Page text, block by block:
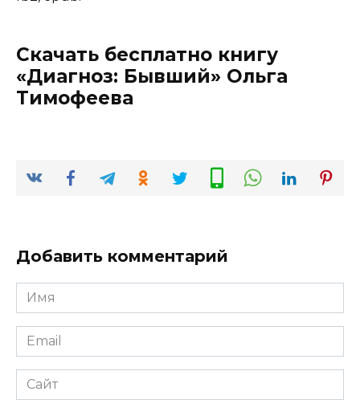
Скачать бесплатно книгу
«Диагноз: Бывший» Ольга
Тимофеева
Добавить комментарий
Имя
*
Email
*
Сайт